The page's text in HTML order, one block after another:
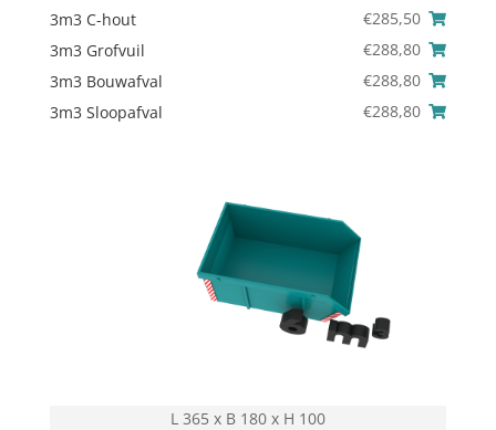
3m3 C-hout
€285,50
3m3 Grofvuil
€288,80
3m3 Bouwafval
€288,80
3m3 Sloopafval
€288,80
L 365 x B 180 x H 100